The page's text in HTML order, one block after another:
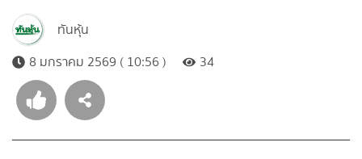
ทันหุ้น
8 มกราคม 2569 ( 10:56 )
34